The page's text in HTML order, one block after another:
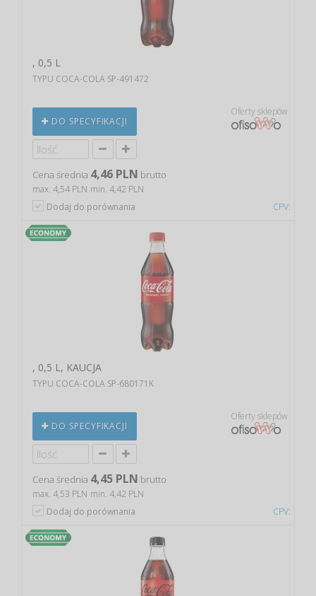
CPV:
, 0,5 L
TYPU COCA-COLA SP-491472
DO SPECYFIKACJI
Oferty sklepów
Cena średnia 4,46 PLN brutto
max. 4,54 PLN min. 4,42 PLN
Dodaj do porównania
CPV:
, 0,5 L, KAUCJA
TYPU COCA-COLA SP-680171K
DO SPECYFIKACJI
Oferty sklepów
Cena średnia 4,45 PLN brutto
max. 4,53 PLN min. 4,42 PLN
Dodaj do porównania